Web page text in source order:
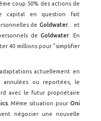
coup 50% des actions de
capital en question fait
de Goldwater... et
de Goldwater. En
40 millions pour "simplifier
actuellement en
ou reportées, le
avec le futur propriétaire
. Même situation pour Oni
négocier une nouvelle